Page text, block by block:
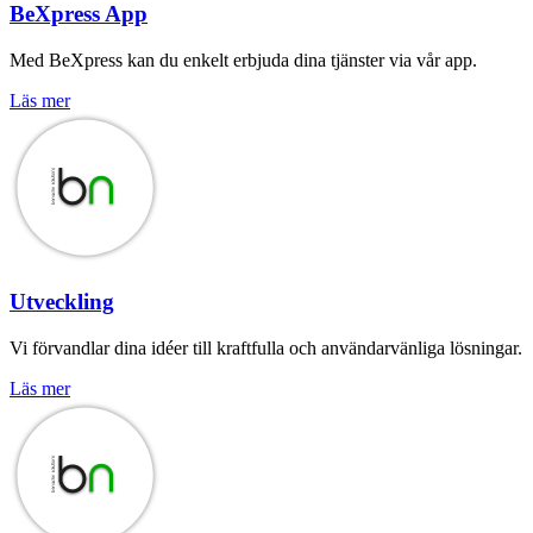
BeXpress App
Med BeXpress kan du enkelt erbjuda dina tjänster via vår app.
Läs mer
Utveckling
Vi förvandlar dina idéer till kraftfulla och användarvänliga lösningar.
Läs mer